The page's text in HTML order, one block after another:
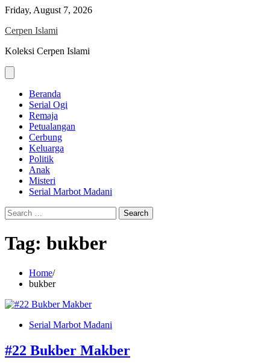
Skip
content
Friday, August 7, 2026
Cerpen Islami
Koleksi Cerpen Islami
Beranda
Serial Ogi
Remaja
Petualangan
Cerbung
Keluarga
Politik
Anak
Misteri
Serial Marbot Madani
Search
for:
Tag: bukber
Home
bukber
Serial Marbot Madani
#22 Bukber Makber